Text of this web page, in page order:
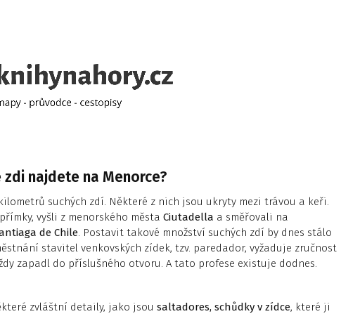
najdete na Menorce?
suchých zdí. Některé z nich jsou ukryty mezi trávou a keři.
vyšli z menorského města Ciutadella a směřovali na
de Chile. Postavit takové množství suchých zdí by dnes stálo
stavitel venkovských zídek, tzv. paredador, vyžaduje zručnost
zapadl do příslušného otvoru. A tato profese existuje dodnes.
zvláštní detaily, jako jsou saltadores, schůdky v zídce, které ji